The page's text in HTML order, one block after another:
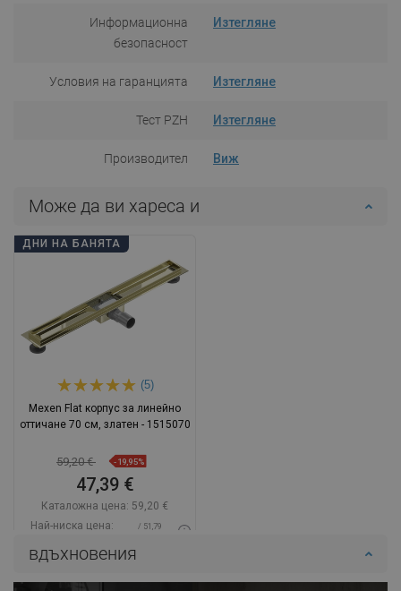
Информационна
безопасност
Изтегляне
Условия на гаранцията Изтегляне
Тест PZH Изтегляне
Производител Виж
Може да ви хареса и
ДНИ НА БАНЯТА
(5)
Mexen Flat корпус за линейно
оттичане 70 см, златен - 1515070
59,20 € -19,95%
47,39 €
Каталожна цена: 59,20 €
Най-ниска цена:
/ 51,79
Наличност:В наличност
вдъхновения